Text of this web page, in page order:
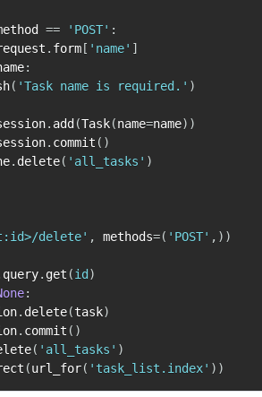
== 'POST' :
. form [ 'name' ]
:
( 'Task name is required.' )
. add (Task(name=name) )
. commit ( )
. delete( 'all_tasks' )
delete' , methods=( 'POST' , ) )
query. get (id )
:
. delete(task)
. commit ( )
( 'all_tasks' )
(url_for( 'task_list.index' ) )